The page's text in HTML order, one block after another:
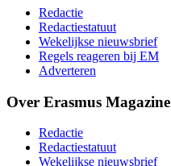
Redactie
Redactiestatuut
Wekelijkse nieuwsbrief
Regels reageren bij EM
Adverteren
Over Erasmus Magazine
Redactie
Redactiestatuut
Wekelijkse nieuwsbrief